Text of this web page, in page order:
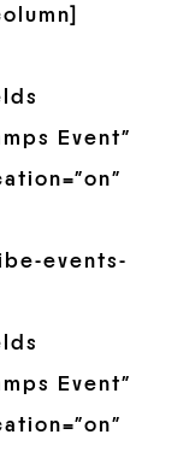
Event”
events-
Event”